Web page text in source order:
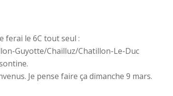
ferai le 6C tout seul :
Guyotte/Chailluz/Chatillon-Le-Duc
Je pense faire ça dimanche 9 mars.